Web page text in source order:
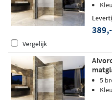
389,-
Vergelijk
5